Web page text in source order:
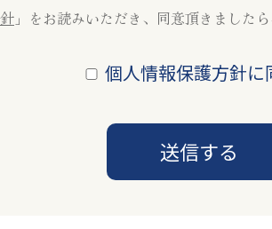
」をお読みいただき、同意頂きました
個人情報保護方針に